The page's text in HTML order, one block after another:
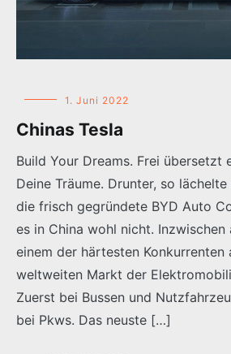
1. Juni 2022
Chinas Tesla
Build Your Dreams. Frei übersetzt
Deine Träume. Drunter, so
die frisch gegründete BYD Auto
es in China wohl nicht. Inzwischen
einem der härtesten Konkurrenten
weltweiten Markt der
Zuerst bei Bussen und
bei Pkws. Das neuste […]